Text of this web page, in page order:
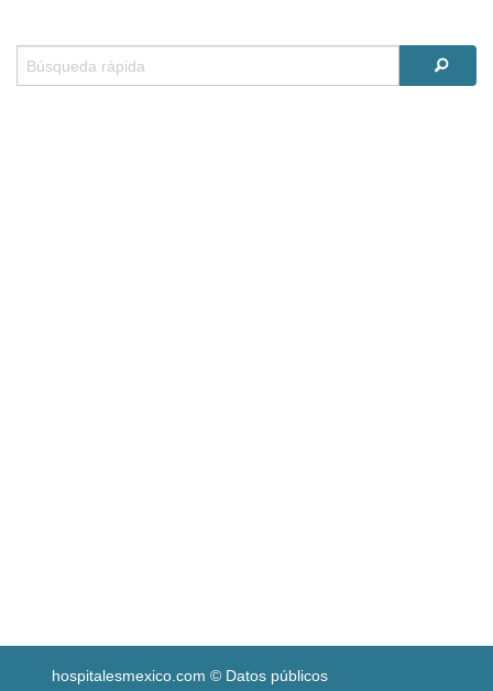
hospitalesmexico.com © Datos públicos